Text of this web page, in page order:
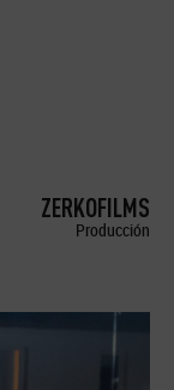
ZERKOFILMS
Producción